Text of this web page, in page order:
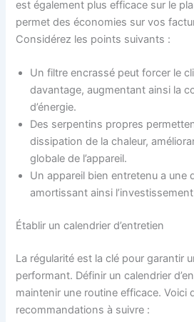
est également plus efficace sur le
permet des économies sur vos
Considérez les points suivants :
Un filtre encrassé peut forcer le
davantage, augmentant ainsi la
d’énergie.
Des serpentins propres
dissipation de la chaleur,
globale de l’appareil.
Un appareil bien entretenu a une
amortissant ainsi
Établir un calendrier d’entretien
La régularité est la clé pour garantir
performant. Définir un calendrier
maintenir une routine efficace. Voici
recommandations à suivre :